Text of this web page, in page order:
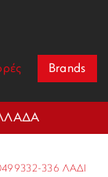
Brands
336 ΛΑΔΊ